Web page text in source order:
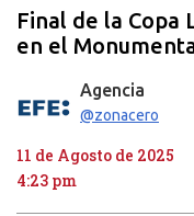
Final de la Copa
en el
Agencia
@zonacero
11 de Agosto de 2025
4:23 pm